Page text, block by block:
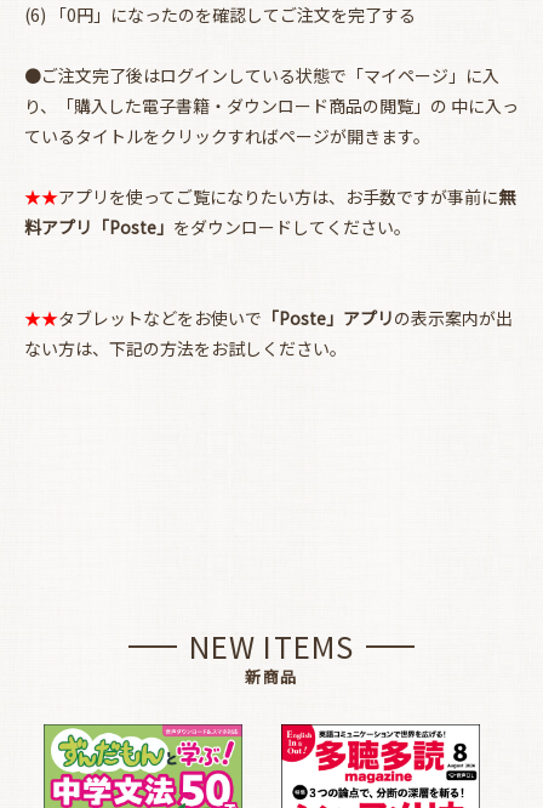
(6) 「0円」になったのを確認してご注文を完了する
●ご注文完了後はログインしている状態で「マイページ」に入
り、「購入した電子書籍・ダウンロード商品の閲覧」の 中に入っ
ているタイトルをクリックすればページが開きます。
★★アプリを使ってご覧になりたい方は、お手数ですが事前に無
料アプリ「Poste」 をダウンロードしてください。
★★タブレットなどをお使いで 「Poste」アプリの表示案内が出
ない方は、下記の方法をお試しください。
NEW ITEMS
新商品